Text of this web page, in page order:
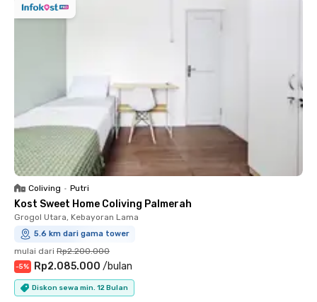
Coliving • Putri
Kost Sweet Home Coliving Palmerah
Grogol Utara, Kebayoran Lama
5.6 km dari gama tower
mulai dari Rp2.200.000
-5% Rp2.085.000 /bulan
Diskon sewa min. 12 Bulan